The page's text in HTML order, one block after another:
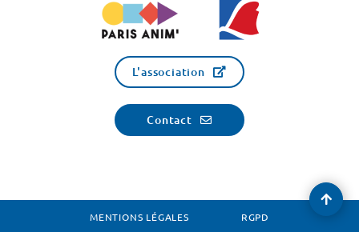
L'association
Contact
MENTIONS LÉGALES RGPD